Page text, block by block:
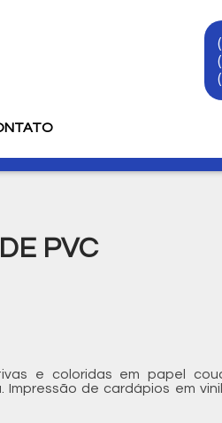
PVC
e coloridas em papel
Impressão de cardápios em